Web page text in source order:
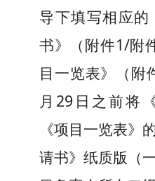
导下填写相应
书》
（附件1/附
目一览表》（附
月 29 日 之前将
《项目一览表》
请书》纸质版（